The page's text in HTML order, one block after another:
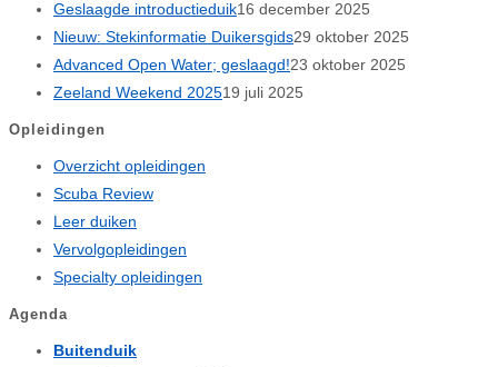
Geslaagde introductieduik16 december 2025
Nieuw: Stekinformatie Duikersgids29 oktober 2025
Advanced Open Water; geslaagd!23 oktober 2025
Zeeland Weekend 202519 juli 2025
Opleidingen
Overzicht opleidingen
Scuba Review
Leer duiken
Vervolgopleidingen
Specialty opleidingen
Agenda
Buitenduik